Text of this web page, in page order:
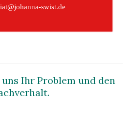
swist.de
Ihr Problem und den